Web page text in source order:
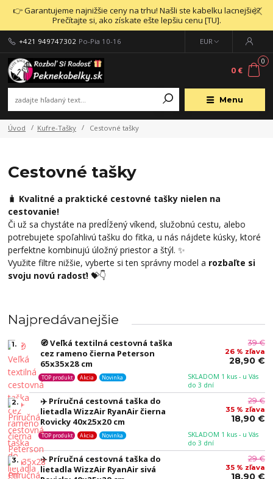
👉 Garantujeme najnižšie ceny na trhu! Našli ste kabelku lacnejšie?
Prečítajte si, ako získate ešte lepšiu cenu [TU].
Menu
EUR
+421 949747302 Po-Pia 10-16
0
0 €
Úvod Kufre-Tašky Cestovné tašky
Cestovné tašky
🧳 Kvalitné a praktické cestovné tašky nielen na
cestovanie!
Či už sa chystáte na predĺžený víkend, služobnú cestu, alebo
potrebujete spoľahlivú tašku do fitka, u nás nájdete kúsky, ktoré
perfektne kombinujú úložný priestor a štýl. ✨
Využite filtre nižšie, vyberte si ten správny model a rozbaľte si
svoju novú radosť! 💝👇
Najpredávanejšie
1.
🧭 Veľká textilná cestovná taška
cez rameno čierna Peterson
65x35x28 cm
SKLADOM 1 kus - u Vás
do 3 dní
TOP produkt Akcia Novinka
39 €
26 % zľava
28,90 €
2.
✈️ Príručná cestovná taška do
lietadla WizzAir RyanAir čierna
Rovicky 40x25x20 cm
SKLADOM 1 kus - u Vás
do 3 dní
TOP produkt Akcia Novinka
29 €
35 % zľava
18,90 €
3.
✈️ Príručná cestovná taška do
lietadla WizzAir RyanAir sivá
29 €
35 % zľava
18,90 €